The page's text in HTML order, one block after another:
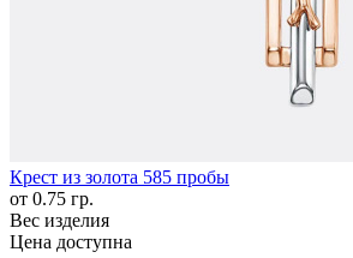
Крест из золота 585 пробы
от 0.75 гр.
Вес изделия
Цена доступна